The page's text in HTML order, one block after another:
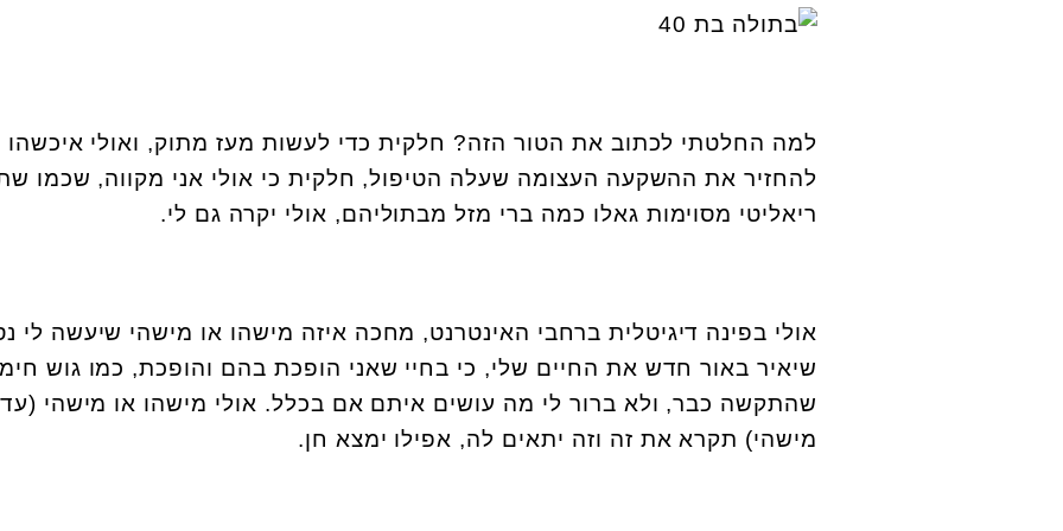
למה החלטתי לכתוב את הטור הזה? חלקית כדי לעשות מעז מתוק, ואולי איכשהו
להחזיר את ההשקעה העצומה שעלה הטיפול, חלקית כי אולי אני מקווה, שכמו
ריאליטי מסוימות גאלו כמה ברי מזל מבתוליהם, אולי יקרה גם לי.
אולי בפינה דיגיטלית ברחבי האינטרנט, מחכה איזה מישהו או מישהי שיעשה לי
שיאיר באור חדש את החיים שלי, כי בחיי שאני הופכת בהם והופכת, כמו גוש
שהתקשה כבר, ולא ברור לי מה עושים איתם אם בכלל. אולי מישהו או מישהי
מישהי) תקרא את זה וזה יתאים לה, אפילו ימצא חן.